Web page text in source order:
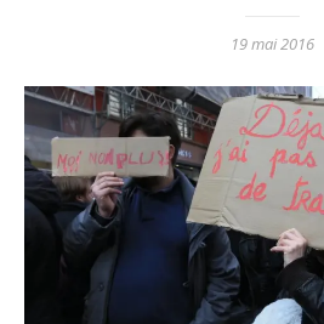
19 mai 2016